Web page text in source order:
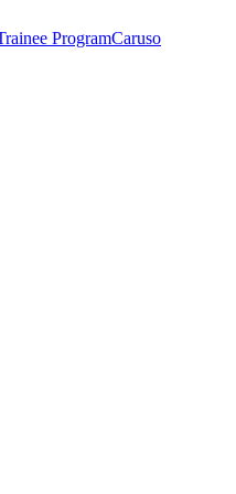
ProgramCaruso